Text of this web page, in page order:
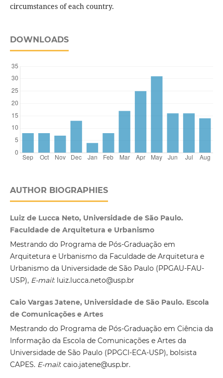
circumstances of each country.
DOWNLOADS
AUTHOR BIOGRAPHIES
Luiz de Lucca Neto, Universidade de São Paulo.
Faculdade de Arquitetura e Urbanismo
Mestrando do Programa de Pós-Graduação em
Arquitetura e Urbanismo da Faculdade de Arquitetura e
Urbanismo da Universidade de São Paulo (PPGAU-FAU-
USP), E-mail: luiz.lucca.neto@usp.br
Caio Vargas Jatene, Universidade de São Paulo. Escola
de Comunicações e Artes
Mestrando do Programa de Pós-Graduação em Ciência da
Informação da Escola de Comunicações e Artes da
Universidade de São Paulo (PPGCI-ECA-USP), bolsista
CAPES. E-mail: caio.jatene@usp.br.